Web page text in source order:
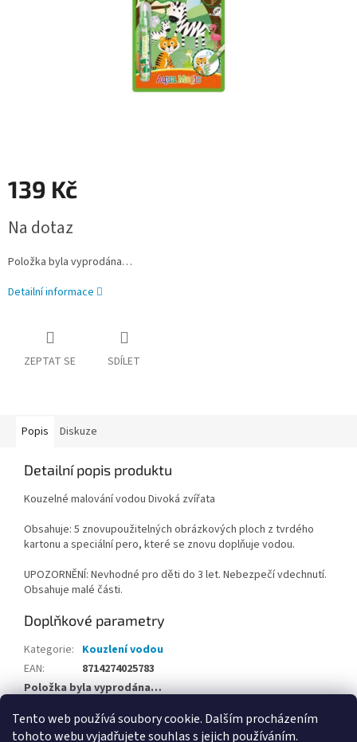
Tento web používá soubory cookie. Dalším procházením
tohoto webu vyjadřujete souhlas s jejich používáním.
139 Kč
cena:
Na dotaz
Položka byla vyprodána…
Detailní informace
ZEPTAT SE SDÍLET
Popis Diskuze
Detailní popis produktu
Kouzelné malování vodou Divoká zvířata
Obsahuje: 5 znovupoužitelných obrázkových ploch z tvrdého
kartonu a speciální pero, které se znovu doplňuje vodou.
UPOZORNĚNÍ: Nevhodné pro děti do 3 let. Nebezpečí vdechnutí.
Obsahuje malé části.
Doplňkové parametry
Kategorie: Kouzlení vodou
EAN:
8714274025783
Položka byla vyprodána…